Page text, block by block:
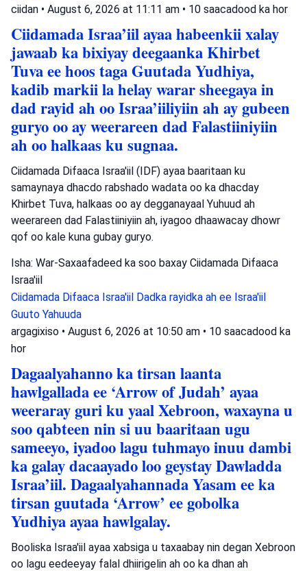
ciidan • August 6, 2026 at 11:11 am • 10 saacadood ka hor
Ciidamada Israa’iil ayaa habeenkii xalay
jawaab ka bixiyay deegaanka Khirbet
Tuva ee hoos taga Guutada Yudhiya,
kadib markii la helay warar sheegaya in
dad rayid ah oo Israa’iiliyiin ah ay gubeen
guryo oo ay weerareen dad Falastiiniyiin
ah oo halkaas ku sugnaa.
Ciidamada Difaaca Israa'iil (IDF) ayaa baaritaan ku
samaynaya dhacdo rabshado wadata oo ka dhacday
Khirbet Tuva, halkaas oo ay degganayaal Yuhuud ah
weerareen dad Falastiiniyiin ah, iyagoo dhaawacay dhowr
qof oo kale kuna gubay guryo.
Isha: War-Saxaafadeed ka soo baxay Ciidamada Difaaca
Israa'iil
Ciidamada Difaaca Israa'iil Dadka rayidka ah ee Israa'iil
Guuto Yahuuda
argagixiso • August 6, 2026 at 10:50 am • 10 saacadood ka
hor
Dagaalyahanno ka tirsan laanta
hawlgallada ee ‘Arrow of Judah’ ayaa
weeraray guri ku yaal Xebroon, waxayna u
soo qabteen nin si uu baaritaan ugu
sameeyo, iyadoo lagu tuhmayo inuu dambi
ka galay dacaayado loo geystay Dawladda
Israa’iil. Dagaalyahannada Yasam ee ka
tirsan guutada ‘Arrow’ ee gobolka
Yudhiya ayaa hawlgalay.
Booliska Israa'iil ayaa xabsiga u taxaabay nin degan Xebroon
oo lagu eedeeyay falal dhiirigelin ah oo ka dhan ah